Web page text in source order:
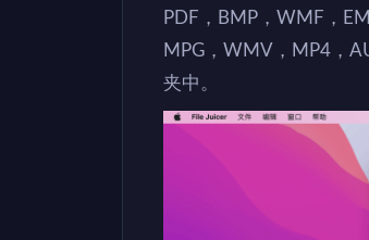
PDF，BMP，WMF，
MPG，WMV，MP4，
夹中。